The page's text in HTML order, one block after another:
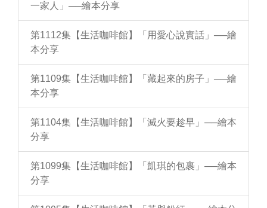
一家人」──繪本分享
第1112集【生活咖啡館】「用愛心說實話」──繪
本分享
第1109集【生活咖啡館】「藏起來的房子」──繪
本分享
第1104集【生活咖啡館】「滅火要趁早」──繪本
分享
第1099集【生活咖啡館】「凱琪的包裹」──繪本
分享